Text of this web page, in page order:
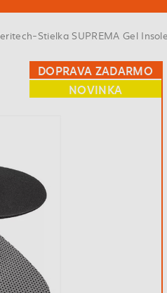
Stielka SUPREMA Gel
DOPRAVA ZADARMO
NOVINKA